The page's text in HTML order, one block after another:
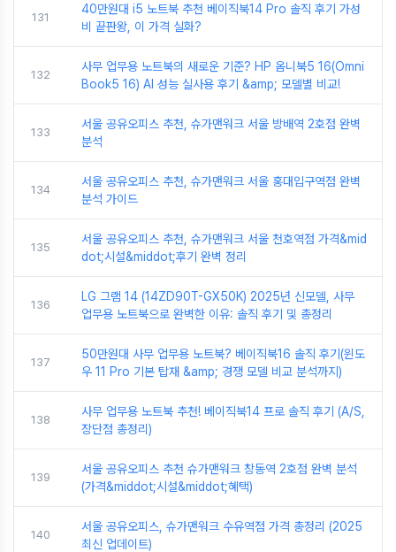
131
40만원대 i5 노트북 추천 베이직북14 Pro 솔직 후기 가성
비 끝판왕, 이 가격 실화?
132
사무 업무용 노트북의 새로운 기준? HP 옴니북5 16(Omni
Book5 16) AI 성능 실사용 후기 &amp; 모델별 비교!
133
서울 공유오피스 추천, 슈가맨워크 서울 방배역 2호점 완벽
분석
134
서울 공유오피스 추천, 슈가맨워크 서울 홍대입구역점 완벽
분석 가이드
135
서울 공유오피스 추천, 슈가맨워크 서울 천호역점 가격&mid
dot;시설&middot;후기 완벽 정리
136
LG 그램 14 (14ZD90T-GX50K) 2025년 신모델, 사무
업무용 노트북으로 완벽한 이유: 솔직 후기 및 총정리
137
50만원대 사무 업무용 노트북? 베이직북16 솔직 후기(윈도
우 11 Pro 기본 탑재 &amp; 경쟁 모델 비교 분석까지)
138
사무 업무용 노트북 추천! 베이직북14 프로 솔직 후기 (A/S,
장단점 총정리)
139
서울 공유오피스 추천 슈가맨워크 창동역 2호점 완벽 분석
(가격&middot;시설&middot;혜택)
140
서울 공유오피스, 슈가맨워크 수유역점 가격 총정리 (2025
최신 업데이트)